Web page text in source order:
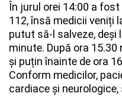
În jurul orei 14:00 a
112, însă medicii veniți
putut să-l salveze, deși
minute. După ora
și puțin înainte de ora
Conform medicilor,
cardiace și neurologice,